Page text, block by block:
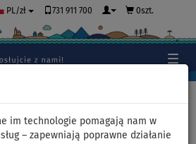
im technologie pomagają nam w
– zapewniają poprawne działanie
PL/zł 731 911 700 0szt.